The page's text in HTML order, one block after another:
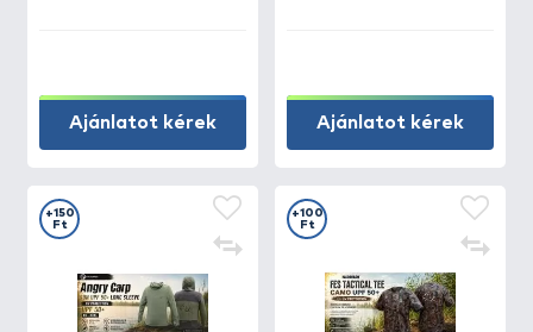
Ajánlatot kérek Ajánlatot kérek
+150
Ft
+100
Ft